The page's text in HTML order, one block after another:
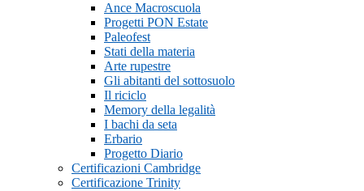
Ance Macroscuola
Progetti PON Estate
Paleofest
Stati della materia
Arte rupestre
Gli abitanti del sottosuolo
Il riciclo
Memory della legalità
I bachi da seta
Erbario
Progetto Diario
Certificazioni Cambridge
Certificazione Trinity